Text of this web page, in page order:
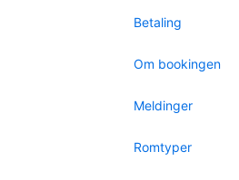
Betaling
Om bookingen
Meldinger
Romtyper